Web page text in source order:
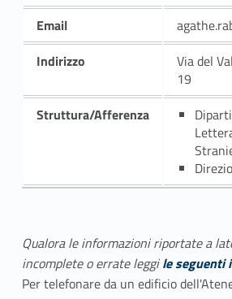
Email
Indirizzo
Via del
19
Struttura/Afferenza
Qualora le informazioni riportate a
incomplete o errate leggile seguenti
Per telefonare da un edificio